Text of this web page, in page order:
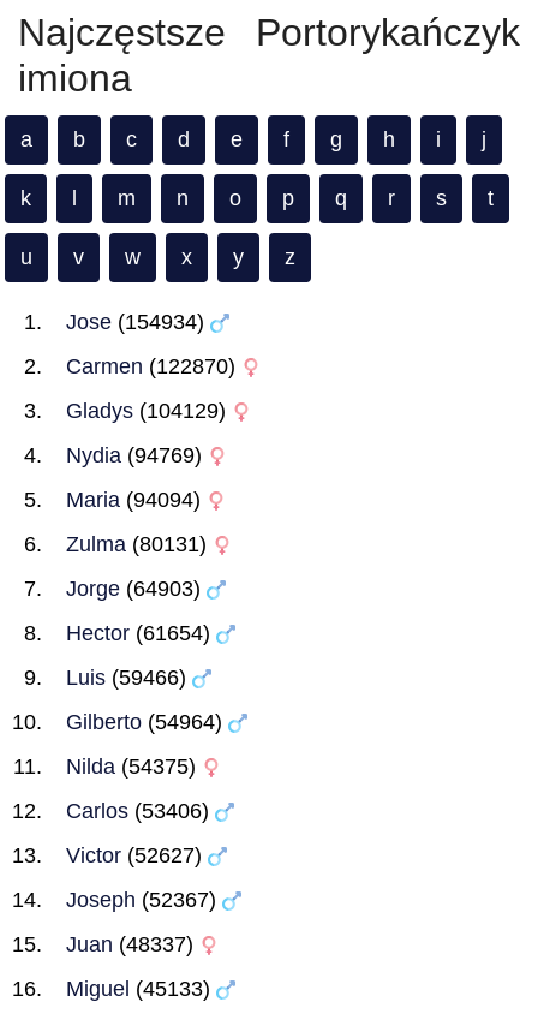
Najczęstsze Portorykańczyk
imiona
a b c d e f g h i j
k m n o p q r s t
u v w x y z
Jose (154934)
Carmen (122870)
Gladys (104129)
Nydia (94769)
Maria (94094)
Zulma (80131)
Jorge (64903)
Hector (61654)
Luis (59466)
Gilberto (54964)
Nilda (54375)
Carlos (53406)
Victor (52627)
Joseph (52367)
Juan (48337)
Miguel (45133)